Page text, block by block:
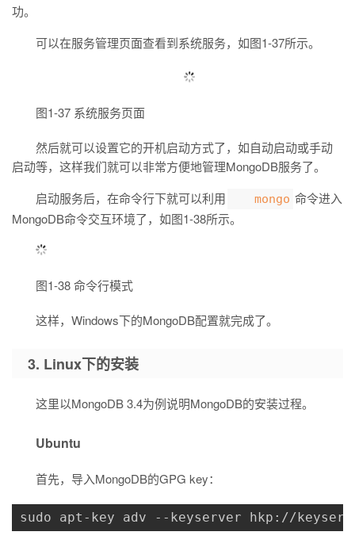
功。
可以在服务管理页面查看到系统服务，如图1-37所示。
图1-37 系统服务页面
然后就可以设置它的开机启动方式了，如自动启动或手动
启动等，这样我们就可以非常方便地管理MongoDB服务了。
启动服务后，在命令行下就可以利用
mongo 命令进入
MongoDB命令交互环境了，如图1-38所示。
图1-38 命令行模式
这样，Windows下的MongoDB配置就完成了。
3. Linux下的安装
这里以MongoDB 3.4为例说明MongoDB的安装过程。
Ubuntu
首先，导入MongoDB的GPG key：
sudo apt-key adv --keyserver hkp://